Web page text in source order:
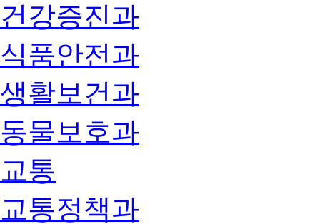
건강증진과
식품안전과
생활보건과
동물보호과
교통
교통정책과